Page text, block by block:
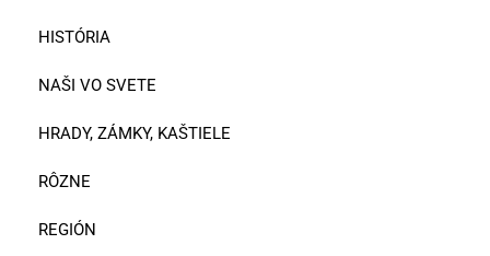
HISTÓRIA
NAŠI VO SVETE
HRADY, ZÁMKY, KAŠTIELE
RÔZNE
REGIÓN